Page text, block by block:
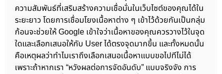
ความสัมพันธ์ที่เสริมสร้างความเชื่อมั่นในเว็บไซต์ของคุณได้ใน
ระยะยาว โดยการเชื่อมโยงเนื้อหาต่าง ๆ เข้าไว้ด้วยกันเป็นกลุ่ม
ก้อนจะช่วยให้ Google เข้าใจว่าเนื้อหาของคุณควรวางไว้ในจุด
ใดและเลือกเสนอให้กับ User ได้ตรงจุดมากขึ้น และทั้งหมดนั้น
คือเหตุผลว่าทำไมเราถึงเลือกเสนอเนื้อหาแบบขอไปทีไม่ได้
เพราะถ้าหากเรา “หวังผลต่อการจัดอันดับ” แบบจริงจัง การ